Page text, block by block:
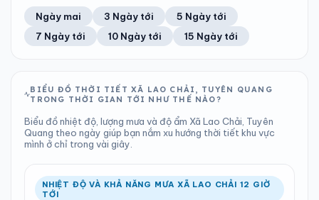
19°C 100%
Khả năng mưa
30.21 mm
Tổng cả ngày
1002 hPa
Bình thường
13
Chỉ số UV
Tốt
Ước lượng
19°C
Ổn định
100%
Khả năng mưa
Trung bình ngày Tốc độ gió
TIA UV TẦM NHÌN
LƯỢNG MƯA
0.81 mm
Tổng cả ngày
ÁP SUẤT
1000 hPa
Bình thường
Ổn định Khả năng mưa
Ngày mai 3 Ngày tới
5 Ngày tới
7 Ngày tới
10 Ngày tới 15 Ngày tới
BIỂU ĐỒ THỜI TIẾT XÃ LAO CHẢI, TUYÊN QUANG
TRONG THỜI GIAN TỚI NHƯ THẾ NÀO?
Biểu đồ nhiệt độ, lượng mưa và độ ẩm Xã Lao Chải, Tuyên
Quang theo ngày giúp bạn nắm xu hướng thời tiết khu vực
mình ở chỉ trong vài giây.
NHIỆT ĐỘ VÀ KHẢ NĂNG MƯA XÃ LAO CHẢI 12 GIỜ
TỚI